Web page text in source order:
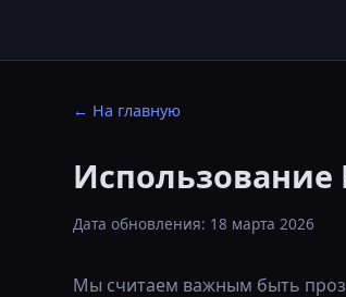
← На главную
Дата обновления: 18 марта 2026
Мы считаем важным быть